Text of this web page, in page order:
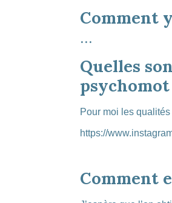
Comment
…
Quelles
psychomot
Pour moi les
https://
Comment